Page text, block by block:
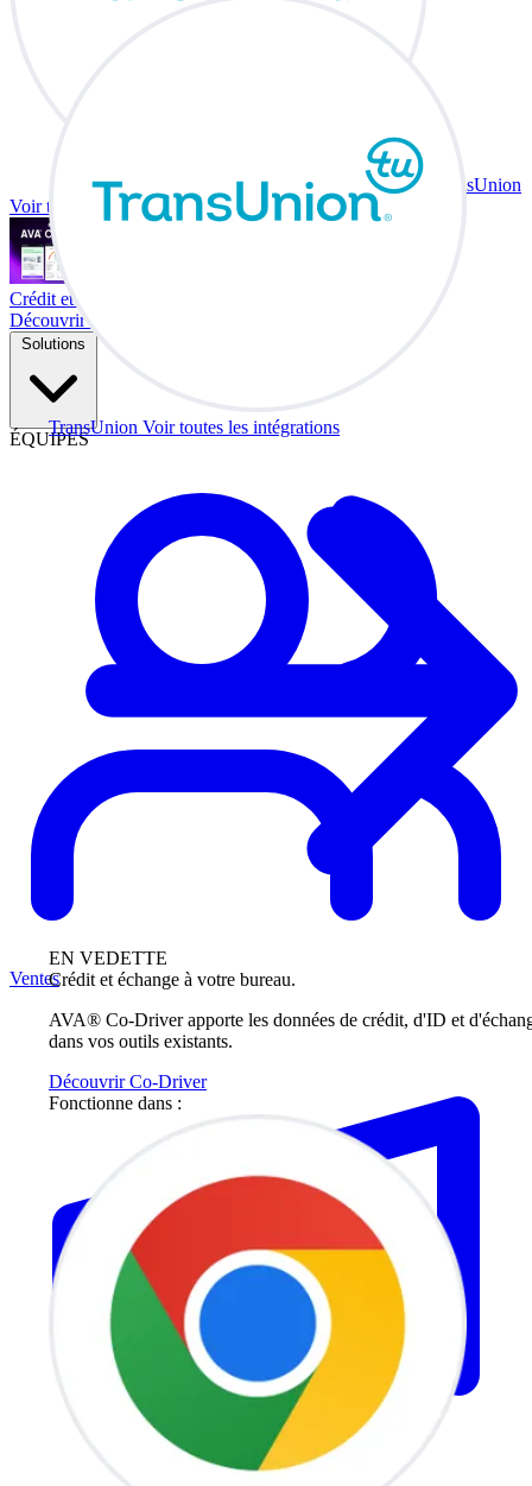
TransUnion Voir toutes les intégrations
EN VEDETTE
Crédit et échange à votre bureau.
AVA® Co-Driver apporte les données de crédit, d'ID et
dans vos outils existants.
Découvrir Co-Driver
Fonctionne dans :
TransUnion
Voir toutes les intégrations
Crédit et échange à votre bureau.
Découvrir Co-Driver
Solutions
ÉQUIPES
Ventes